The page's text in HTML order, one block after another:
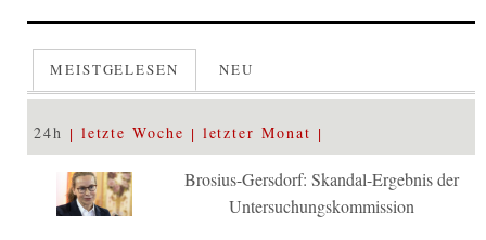
MEISTGELESEN NEU
24h letzte Woche letzter Monat
Brosius-Gersdorf: Skandal-Ergebnis der
Untersuchungskommission